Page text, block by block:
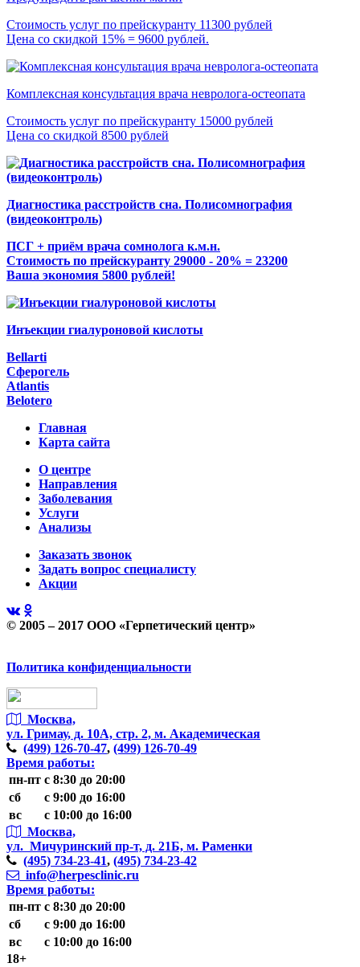
Стоимость услуг по прейскуранту 11300 рублей
Цена со скидкой 15% = 9600 рублей.
Комплексная консультация врача невролога-остеопата
Стоимость услуг по прейскуранту 15000 рублей
Цена со скидкой 8500 рублей
Диагностика расстройств сна. Полисомнография
(видеоконтроль)
ПСГ + приём врача сомнолога к.м.н.
Стоимость по прейскуранту 29000 - 20% = 23200
Ваша экономия 5800 рублей!
Инъекции гиалуроновой кислоты
Bellarti
Сферогель
Atlantis
Belotero
Главная
Карта сайта
О центре
Направления
Заболевания
Услуги
Анализы
Заказать звонок
Задать вопрос специалисту
Акции
© 2005 – 2017 ООО «Герпетический центр»
Политика конфиденциальности
Москва,
ул. Гримау, д. 10А, стр. 2, м. Академическая
(499) 126-70-47, (499) 126-70-49
Время работы:
пн-пт с 8:30 до 20:00
сб
с 9:00 до 16:00
вс
с 10:00 до 16:00
Москва,
ул. Мичуринский пр-т, д. 21Б, м. Раменки
(495) 734-23-41, (495) 734-23-42
info@herpesclinic.ru
Время работы:
пн-пт с 8:30 до 20:00
сб
с 9:00 до 16:00
вс
с 10:00 до 16:00
18+